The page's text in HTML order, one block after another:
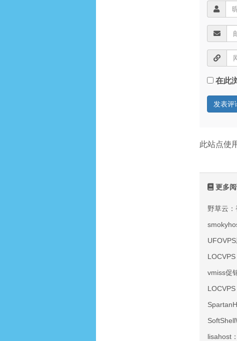
在此
此站点使
更多
野草云
vmiss促
lisahost